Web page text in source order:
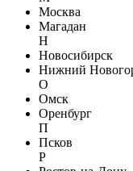
Москва
Магадан
Н
Новосибирск
Нижний
О
Омск
Оренбург
П
Псков
Р